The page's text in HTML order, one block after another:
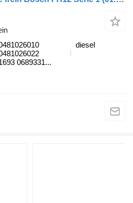
0689331...
diesel